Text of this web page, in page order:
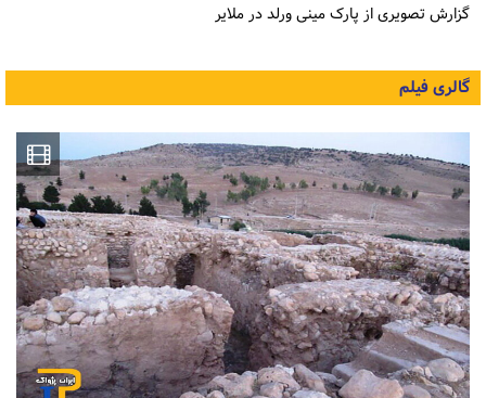
گزارش تصویری از پارک مینی ورلد در ملایر
گالری فیلم